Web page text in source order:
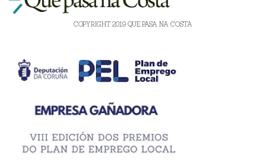
COPYRIGHT 2019 QUE PASA NA COSTA